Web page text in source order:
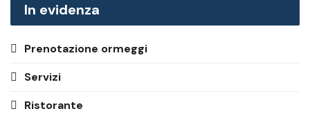
In evidenza
Prenotazione ormeggi
Servizi
Ristorante